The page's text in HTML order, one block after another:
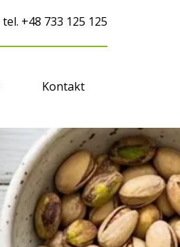
tel. +48 733 125 125
Kontakt